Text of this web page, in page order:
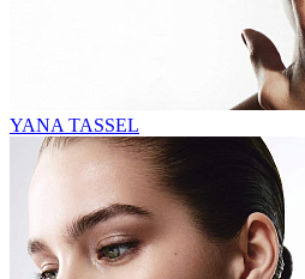
YANA TASSEL